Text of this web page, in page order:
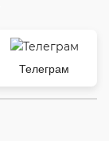
Телеграм